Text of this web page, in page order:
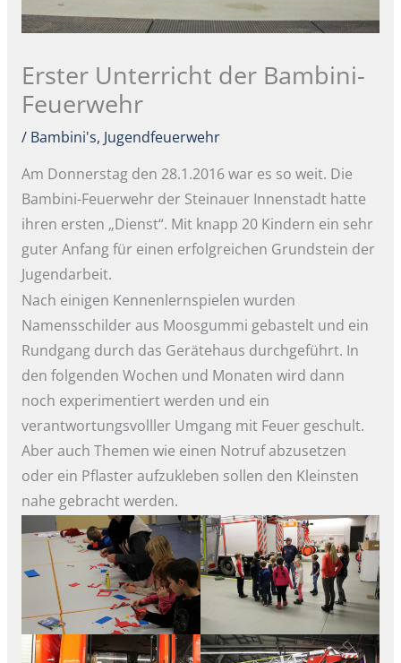
Erster Unterricht der Bambini-
Feuerwehr
/ Bambini's, Jugendfeuerwehr
Am Donnerstag den 28.1.2016 war es so weit. Die
Bambini-Feuerwehr der Steinauer Innenstadt hatte
ihren ersten „Dienst“. Mit knapp 20 Kindern ein sehr
guter Anfang für einen erfolgreichen Grundstein der
Jugendarbeit.
Nach einigen Kennenlernspielen wurden
Namensschilder aus Moosgummi gebastelt und ein
Rundgang durch das Gerätehaus durchgeführt. In
den folgenden Wochen und Monaten wird dann
noch experimentiert werden und ein
verantwortungsvolller Umgang mit Feuer geschult.
Aber auch Themen wie einen Notruf abzusetzen
oder ein Pflaster aufzukleben sollen den Kleinsten
nahe gebracht werden.